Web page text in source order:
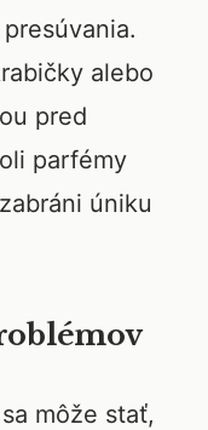
alebo
pred
parfémy
úniku
môže stať,